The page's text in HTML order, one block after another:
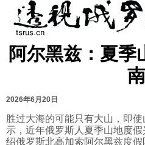
首页
国际
时政
陆军
军事合作
工业
能源
农业
美食
娱乐
图片新闻
漫画
视频
图表
阿尔黑兹：夏季
南
2026年6月20日
胜过大海的可能只有大山，即
示，近年俄罗斯人夏季山地度
绍俄罗斯北高加索阿尔黑兹度